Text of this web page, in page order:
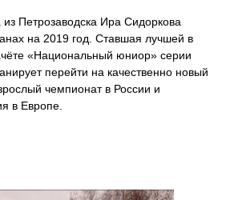
из Петрозаводска Ира Сидоркова
на 2019 год. Ставшая лучшей в
«Национальный юниор» серии
перейти на качественно новый
чемпионат в России и
в Европе.